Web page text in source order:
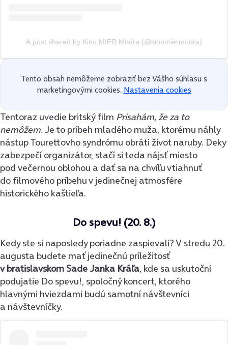
A post shared by Kino MIER Modra (@kinomiermodra)
Tento obsah nemôžeme zobraziť bez Vášho súhlasu s
marketingovými cookies. Nastavenia cookies
Tentoraz uvedie britský film Prisahám, že za to
nemôžem. Je to príbeh mladého muža, ktorému náhly
nástup Tourettovho syndrómu obráti život naruby. Deky
zabezpečí organizátor, stačí si teda nájsť miesto
pod večernou oblohou a dať sa na chvíľu vtiahnuť
do filmového príbehu v jedinečnej atmosfére
historického kaštieľa.
Do spevu! (20. 8.)
Kedy ste si naposledy poriadne zaspievali? V stredu 20.
augusta budete mať jedinečnú príležitosť
v bratislavskom Sade Janka Kráľa, kde sa uskutoční
podujatie Do spevu!, spoločný koncert, ktorého
hlavnými hviezdami budú samotní návštevníci
a návštevníčky.